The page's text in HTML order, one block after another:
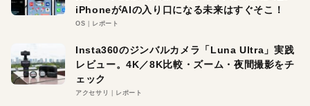
iPhoneがAIの入り口になる未来はすぐそこ！
OS レポート
Insta360のジンバルカメラ「Luna Ultra」実践
レビュー。4K／8K比較・ズーム・夜間撮影をチ
ェック
アクセサリ レポート